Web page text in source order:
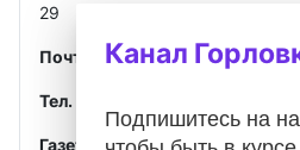
29
Почта gorlovkasegodnya@ya.ru
Тел. ред.:
Газета зарегистрирована
Канал
Подпишитесь на